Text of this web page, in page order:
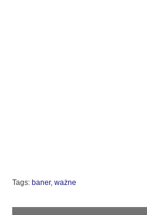
Tags: baner, ważne